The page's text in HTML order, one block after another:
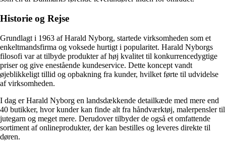
Historie og Rejse
Grundlagt i 1963 af Harald Nyborg, startede virksomheden som et
enkeltmandsfirma og voksede hurtigt i popularitet. Harald Nyborgs
filosofi var at tilbyde produkter af høj kvalitet til konkurrencedygtige
priser og give enestående kundeservice. Dette koncept vandt
øjeblikkeligt tillid og opbakning fra kunder, hvilket førte til udvidelse
af virksomheden.
I dag er Harald Nyborg en landsdækkende detailkæde med mere end
40 butikker, hvor kunder kan finde alt fra håndværktøj, malerpensler til
jutegarn og meget mere. Derudover tilbyder de også et omfattende
sortiment af onlineprodukter, der kan bestilles og leveres direkte til
døren.